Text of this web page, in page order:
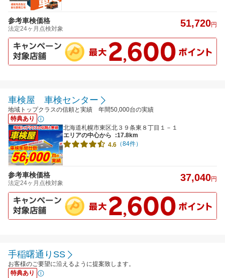
参考車検価格
法定24ヶ月点検対象 51,720円
車検屋 車検センター
地域トップクラスの信頼と実績 年間50,000台の実績
特典あり
北海道札幌市東区北３９条東８丁目１－１
エリアの中心から
:17.8km
4.6 （84件）
参考車検価格
法定24ヶ月点検対象 37,040円
手稲曙通りSS
お客様のご要望に沿えるように提案致します。
特典あり